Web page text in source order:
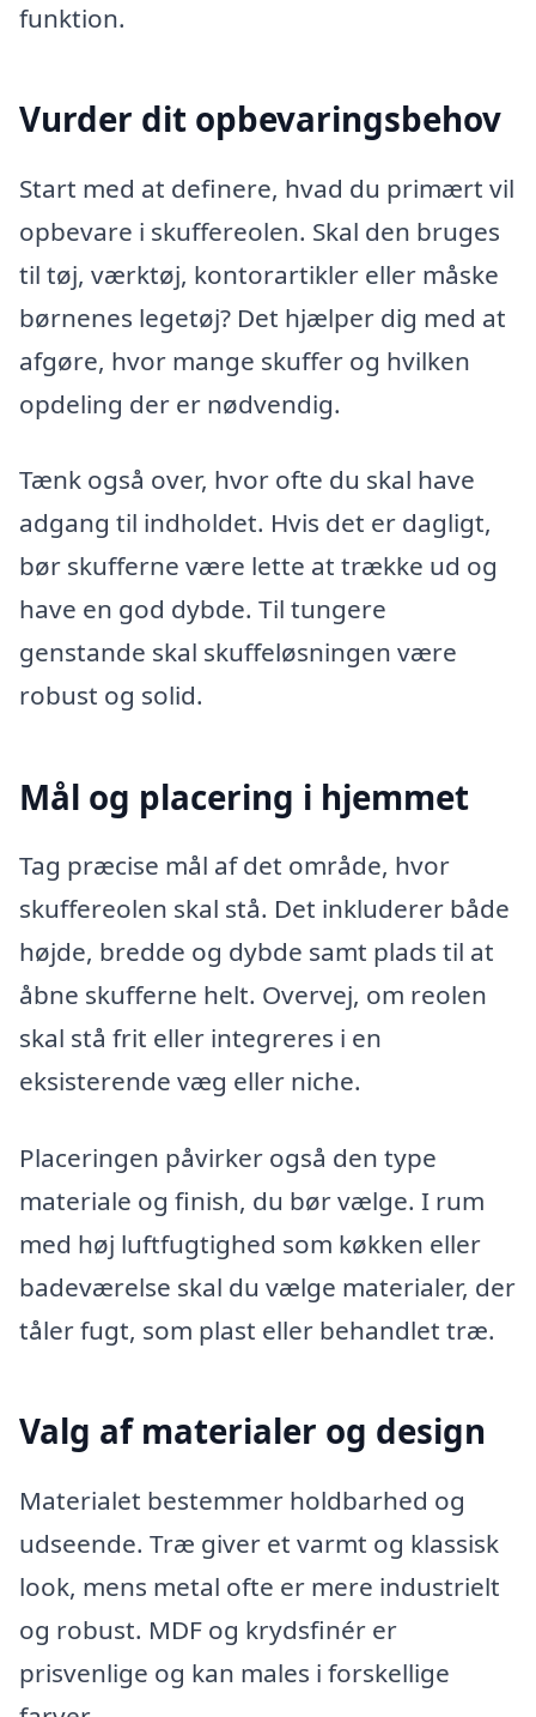
funktion.
Vurder dit opbevaringsbehov
Start med at definere, hvad du primært vil
opbevare i skuffereolen. Skal den bruges
til tøj, værktøj, kontorartikler eller måske
børnenes legetøj? Det hjælper dig med at
afgøre, hvor mange skuffer og hvilken
opdeling der er nødvendig.
Tænk også over, hvor ofte du skal have
adgang til indholdet. Hvis det er dagligt,
bør skufferne være lette at trække ud og
have en god dybde. Til tungere
genstande skal skuffeløsningen være
robust og solid.
Mål og placering i hjemmet
Tag præcise mål af det område, hvor
skuffereolen skal stå. Det inkluderer både
højde, bredde og dybde samt plads til at
åbne skufferne helt. Overvej, om reolen
skal stå frit eller integreres i en
eksisterende væg eller niche.
Placeringen påvirker også den type
materiale og finish, du bør vælge. I rum
med høj luftfugtighed som køkken eller
badeværelse skal du vælge materialer, der
tåler fugt, som plast eller behandlet træ.
Valg af materialer og design
Materialet bestemmer holdbarhed og
udseende. Træ giver et varmt og klassisk
look, mens metal ofte er mere industrielt
og robust. MDF og krydsfinér er
prisvenlige og kan males i forskellige